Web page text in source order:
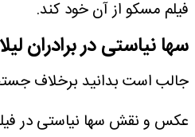
فیلم مسکو از آن خود کند.
سها نیاستی در برادران
جالب است بدانید برخلاف
عکس و نقش سها نیاستی در فیلم